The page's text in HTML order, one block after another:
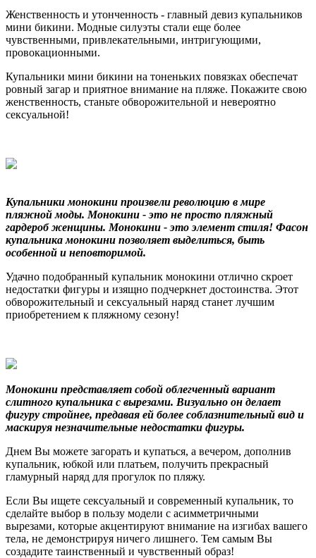
Женственность и утонченность - главный девиз купальников
мини бикини. Модные силуэты стали еще более
чувственными, привлекательными, интригующими,
провокационными.
Купальники мини бикини на тоненьких повязках обеспечат
ровный загар и приятное внимание на пляже. Покажите свою
женственность, станьте обворожительной и невероятно
сексуальной!
Купальники монокини произвели революцию в мире
пляжной моды. Монокини - это не просто пляжный
гардероб женщины. Монокини - это элемент стиля! Фасон
купальника монокини позволяет выделиться, быть
особенной и неповторимой.
Удачно подобранный купальник монокини отлично скроет
недостатки фигуры и изящно подчеркнет достоинства. Этот
обворожительный и сексуальный наряд станет лучшим
приобретением к пляжному сезону!
Монокини представляет собой облегченный вариант
слитного купальника с вырезами. Визуально он делает
фигуру стройнее, предавая ей более соблазнительный вид и
маскируя незначительные недостатки фигуры.
Днем Вы можете загорать и купаться, а вечером, дополнив
купальник, юбкой или платьем, получить прекрасный
гламурный наряд для прогулок по пляжу.
Если Вы ищете сексуальный и современный купальник, то
сделайте выбор в пользу модели с асимметричными
вырезами, которые акцентируют внимание на изгибах вашего
тела, не демонстрируя ничего лишнего. Тем самым Вы
создадите таинственный и чувственный образ!